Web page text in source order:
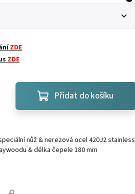
ZDE
ZDE
Přidat do košíku
nůž & nerezová ocel 420J2 stainless
& délka čepele 180 mm